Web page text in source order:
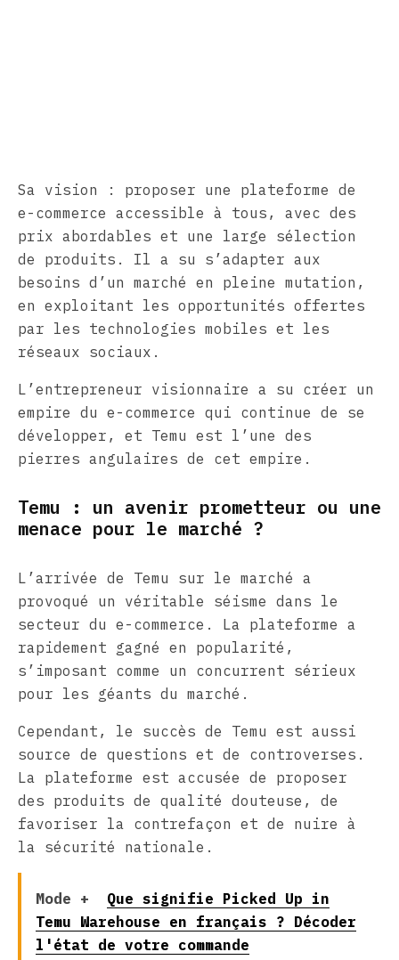
Sa vision : proposer une plateforme de
e-commerce accessible à tous, avec des
prix abordables et une large sélection
de produits. Il a su s’adapter aux
besoins d’un marché en pleine mutation,
en exploitant les opportunités offertes
par les technologies mobiles et les
réseaux sociaux.
L’entrepreneur visionnaire a su créer un
empire du e-commerce qui continue de se
développer, et Temu est l’une des
pierres angulaires de cet empire.
Temu : un avenir prometteur ou une
menace pour le marché ?
L’arrivée de Temu sur le marché a
provoqué un véritable séisme dans le
secteur du e-commerce. La plateforme a
rapidement gagné en popularité,
s’imposant comme un concurrent sérieux
pour les géants du marché.
Cependant, le succès de Temu est aussi
source de questions et de controverses.
La plateforme est accusée de proposer
des produits de qualité douteuse, de
favoriser la contrefaçon et de nuire à
la sécurité nationale.
Mode +
Que signifie Picked Up in
Temu Warehouse en français ? Décoder
l'état de votre commande